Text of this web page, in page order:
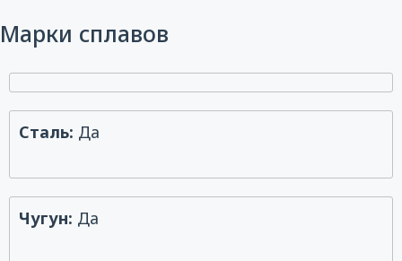
Марки сплавов
Сталь: Да
Чугун: Да